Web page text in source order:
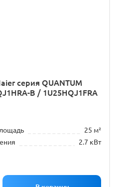
серия QUANTUM
B / 1U25HQJ1FRA
25 м²
2.7 кВт